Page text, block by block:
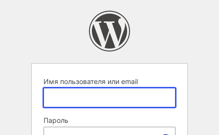
Имя пользователя или email
Пароль